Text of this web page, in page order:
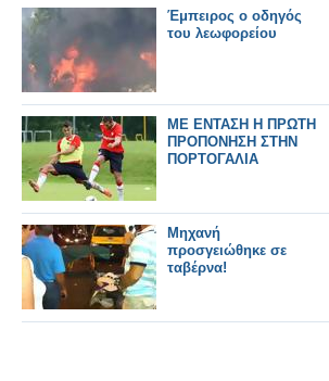
Έμπειρος ο οδηγός
του λεωφορείου
ΜΕ ΕΝΤΑΣΗ Η ΠΡΩΤΗ
ΠΡΟΠΟΝΗΣΗ ΣΤΗΝ
ΠΟΡΤΟΓΑΛΙΑ
Μηχανή
προσγειώθηκε σε
ταβέρνα!